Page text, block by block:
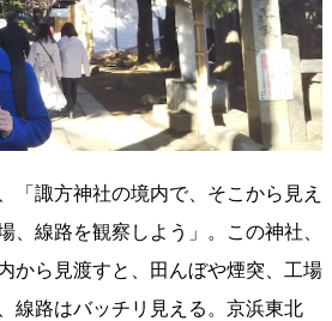
「諏方神社の境内で、そこから見え
、線路を観察しよう」。この神社、
から見渡すと、田んぼや煙突、工場
線路はバッチリ見える。京浜東北